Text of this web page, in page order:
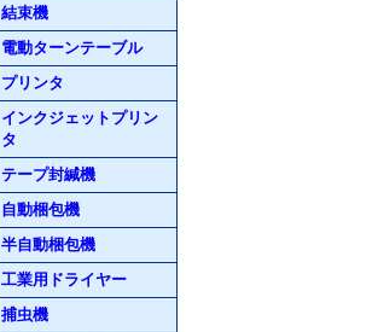
結束機
電動ターンテーブル
プリンタ
インクジェットプリン
タ
テープ封緘機
自動梱包機
半自動梱包機
工業用ドライヤー
捕虫機